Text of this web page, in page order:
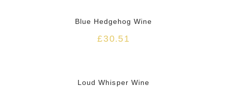
Blue Hedgehog Wine
£30.51
Loud Whisper Wine